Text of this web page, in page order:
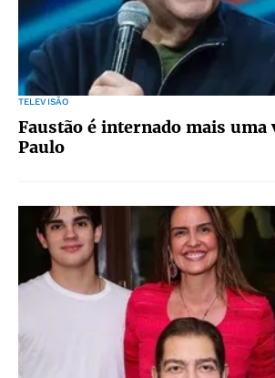
TELEVISÃO
Faustão é internado mais uma
Paulo